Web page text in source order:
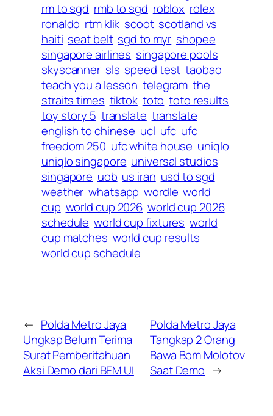
rm to sgd rmb to sgd roblox rolex
ronaldo rtm klik scoot scotland vs
haiti seat belt sgd to myr shopee
singapore airlines singapore pools
skyscanner sls speed test taobao
teach you a lesson telegram the
straits times tiktok toto toto results
toy story 5 translate translate
english to chinese ucl ufc ufc
freedom 250 ufc white house uniqlo
uniqlo singapore universal studios
singapore uob us iran usd to sgd
weather whatsapp wordle world
cup world cup 2026 world cup 2026
schedule world cup fixtures world
cup matches world cup results
world cup schedule
← Polda Metro Jaya
Ungkap Belum Terima
Surat Pemberitahuan
Aksi Demo dari BEM UI
Polda Metro Jaya
Tangkap 2 Orang
Bawa Bom Molotov
Saat Demo →